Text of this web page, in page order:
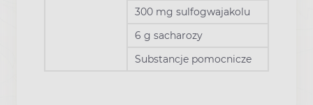
300 mg sulfogwajakolu
6 g sacharozy
Substancje pomocnicze